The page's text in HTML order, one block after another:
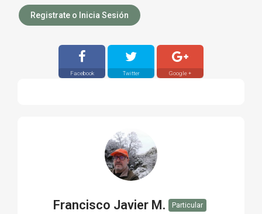
Registrate o Inicia Sesión
Facebook Twitter Google +
Francisco Javier M. Particular